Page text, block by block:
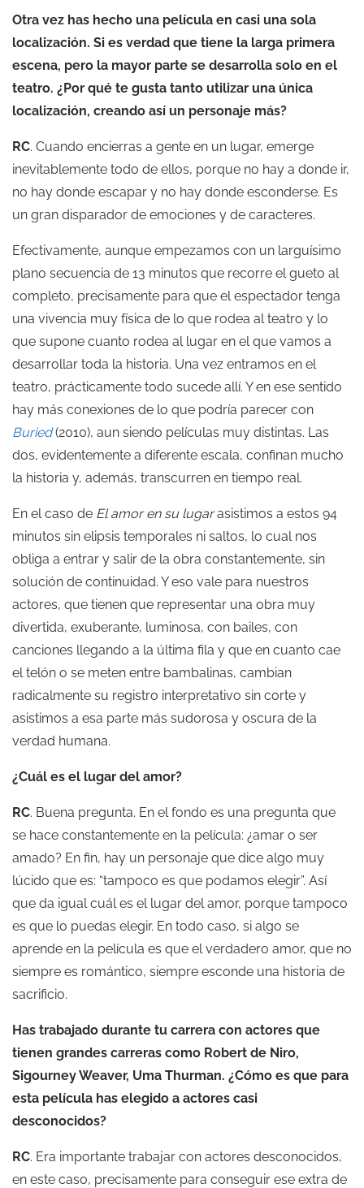
Otra vez has hecho una película en casi una sola
localización. Si es verdad que tiene la larga primera
escena, pero la mayor parte se desarrolla solo en el
teatro. ¿Por qué te gusta tanto utilizar una única
localización, creando así un personaje más?
RC. Cuando encierras a gente en un lugar, emerge
inevitablemente todo de ellos, porque no hay a donde ir,
no hay donde escapar y no hay donde esconderse. Es
un gran disparador de emociones y de caracteres.
Efectivamente, aunque empezamos con un larguísimo
plano secuencia de 13 minutos que recorre el gueto al
completo, precisamente para que el espectador tenga
una vivencia muy física de lo que rodea al teatro y lo
que supone cuanto rodea al lugar en el que vamos a
desarrollar toda la historia. Una vez entramos en el
teatro, prácticamente todo sucede allí. Y en ese sentido
hay más conexiones de lo que podría parecer con
Buried(2010), aun siendo películas muy distintas. Las
dos, evidentemente a diferente escala, confinan mucho
la historia y, además, transcurren en tiempo real.
En el caso de El amor en su lugarasistimos a estos 94
minutos sin elipsis temporales ni saltos, lo cual nos
obliga a entrar y salir de la obra constantemente, sin
solución de continuidad. Y eso vale para nuestros
actores, que tienen que representar una obra muy
divertida, exuberante, luminosa, con bailes, con
canciones llegando a la última fila y que en cuanto cae
el telón o se meten entre bambalinas, cambian
radicalmente su registro interpretativo sin corte y
asistimos a esa parte más sudorosa y oscura de la
verdad humana.
¿Cuál es el lugar del amor?
RC. Buena pregunta. En el fondo es una pregunta que
se hace constantemente en la película: ¿amar o ser
amado? En fin, hay un personaje que dice algo muy
lúcido que es: “tampoco es que podamos elegir”. Así
que da igual cuál es el lugar del amor, porque tampoco
es que lo puedas elegir. En todo caso, si algo se
aprende en la película es que el verdadero amor, que no
siempre es romántico, siempre esconde una historia de
sacrificio.
Has trabajado durante tu carrera con actores que
tienen grandes carreras como Robert de Niro,
Sigourney Weaver, Uma Thurman. ¿Cómo es que para
esta película has elegido a actores casi
desconocidos?
RC. Era importante trabajar con actores desconocidos,
en este caso, precisamente para conseguir ese extra de